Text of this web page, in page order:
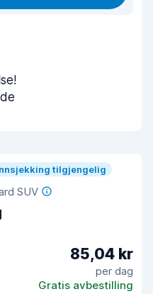
tilgjengelig
SUV
85,04 kr
per dag
Gratis avbestilling